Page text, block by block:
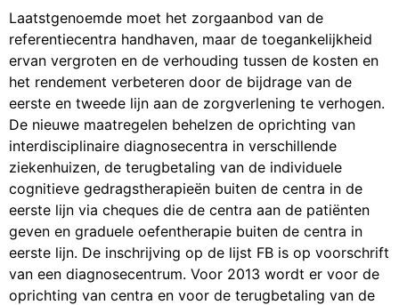
Laatstgenoemde moet het zorgaanbod van de
referentiecentra handhaven, maar de toegankelijkheid
ervan vergroten en de verhouding tussen de kosten en
het rendement verbeteren door de bijdrage van de
eerste en tweede lijn aan de zorgverlening te verhogen.
De nieuwe maatregelen behelzen de oprichting van
interdisciplinaire diagnosecentra in verschillende
ziekenhuizen, de terugbetaling van de individuele
cognitieve gedragstherapieën buiten de centra in de
eerste lijn via cheques die de centra aan de patiënten
geven en graduele oefentherapie buiten de centra in
eerste lijn. De inschrijving op de lijst FB is op voorschrift
van een diagnosecentrum. Voor 2013 wordt er voor de
oprichting van centra en voor de terugbetaling van de